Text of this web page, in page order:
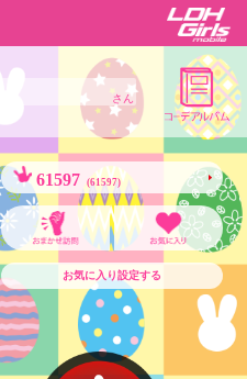
さん
61597 (61597)
お気に入り設定する